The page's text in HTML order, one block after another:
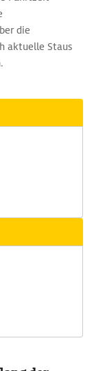
die
aktuelle Staus